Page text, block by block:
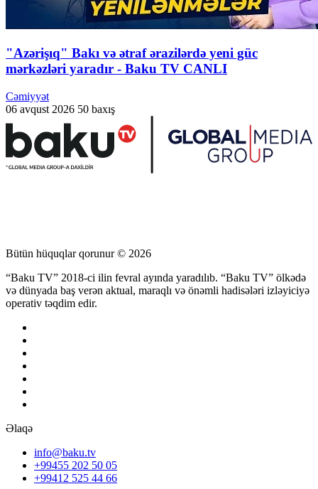
"Azərişıq" Bakı və ətraf ərazilərdə yeni güc
mərkəzləri yaradır - Baku TV CANLI
Cəmiyyət
06 avqust 2026 50 baxış
Bütün hüquqlar qorunur © 2026
“Baku TV” 2018-ci ilin fevral ayında yaradılıb. “Baku TV” ölkədə
və dünyada baş verən aktual, maraqlı və önəmli hadisələri izləyiciyə
operativ təqdim edir.
Əlaqə
info@baku.tv
+99455 202 50 05
+99412 525 44 66